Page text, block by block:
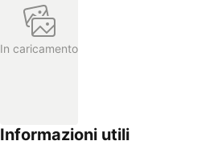
In caricamento
Informazioni utili